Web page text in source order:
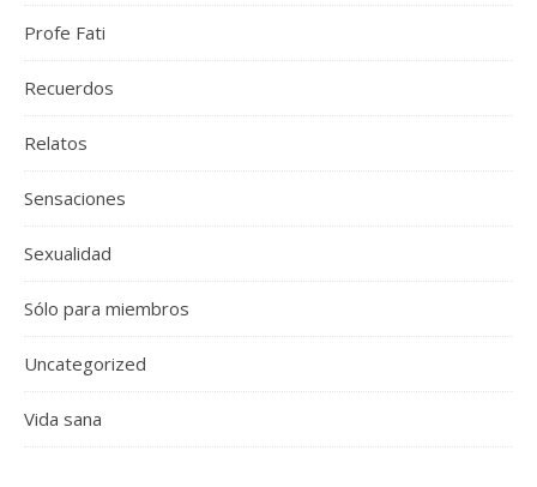
Profe Fati
Recuerdos
Relatos
Sensaciones
Sexualidad
Sólo para miembros
Uncategorized
Vida sana